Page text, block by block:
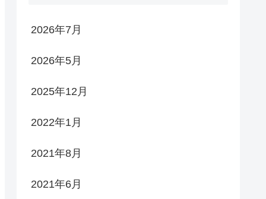
2026年7月
2026年5月
2025年12月
2022年1月
2021年8月
2021年6月